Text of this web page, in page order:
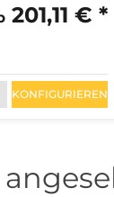
201,11 € *
KONFIGURIEREN